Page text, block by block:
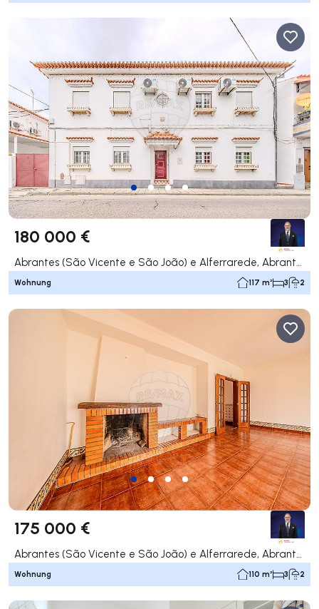
180 000 €
Abrantes (São Vicente e São João) e Alferrarede, Abrantes
Wohnung 117 m² 3 2
175 000 €
Wohnung 110 m² 3 2